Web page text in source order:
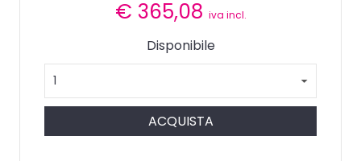
€ 365,08 iva incl.
Disponibile
ACQUISTA